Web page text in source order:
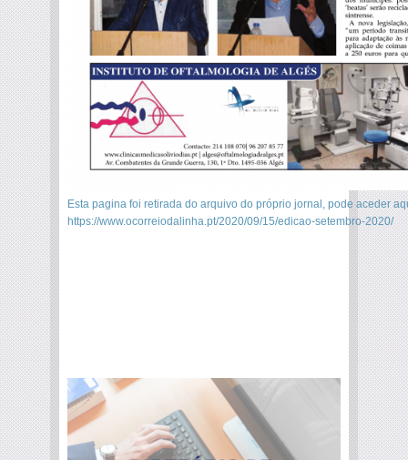
Esta pagina foi retirada do arquivo do próprio jornal, pode aceder
https://www.ocorreiodalinha.pt/2020/09/15/edicao-setembro-2020/